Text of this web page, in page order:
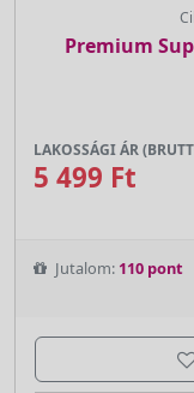
Premium
LAKOSSÁGI ÁR
5 499 Ft
Jutalom: 110 pont